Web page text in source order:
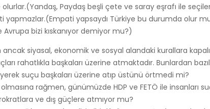
olurlar.(Yandaş, Paydaş beşli çete ve saray eşrafı ile
yapmazlar.(Empati yapsaydı Türkiye bu durumda olur
Avrupa bizi kıskanıyor demiyor mu?)
siyasal, ekonomik ve sosyal alandaki kurallara
rahatlıkla başkaları üzerine atmaktadır. Bunlardan
suçu başkaları üzerine atıp üstünü örtmedi mi?
rağmen, günümüzde HDP ve FETÖ ile insanları
ve dış güçlere atmıyor mu?